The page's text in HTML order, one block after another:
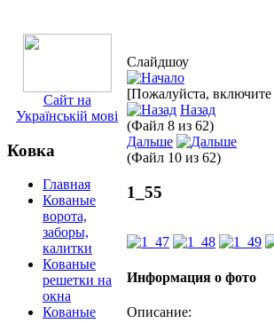
Сайт на
Українській мові
Ковка
Главная
Кованые
ворота,
заборы,
калитки
Кованые
решетки на
окна
Кованые
Слайдшоу
[Пожалуйста,
Назад
(Файл 8 из 62)
Дальше
(Файл 10 из 62)
1_55
Информация о фото
Описание: